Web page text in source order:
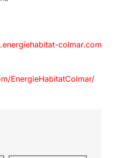
colmar.com
EnergieHabitatColmar/